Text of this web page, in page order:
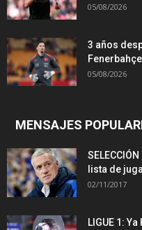
05/08/2026
3 años
05/08/2026
MENSAJES
lista de
02/11/2017
LIGUE 1: